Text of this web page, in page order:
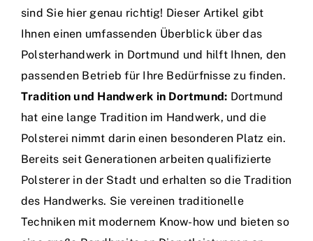
sind Sie hier genau richtig! Dieser Artikel gibt
Ihnen einen umfassenden Überblick über das
Polsterhandwerk in Dortmund und hilft Ihnen, den
passenden Betrieb für Ihre Bedürfnisse zu finden.
Tradition und Handwerk in Dortmund: Dortmund
hat eine lange Tradition im Handwerk, und die
Polsterei nimmt darin einen besonderen Platz ein.
Bereits seit Generationen arbeiten qualifizierte
Polsterer in der Stadt und erhalten so die Tradition
des Handwerks. Sie vereinen traditionelle
Techniken mit modernem Know-how und bieten so